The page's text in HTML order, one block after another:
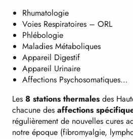
Rhumatologie
Voies Respiratoires – ORL
Phlébologie
Maladies Métaboliques
Appareil Digestif
Appareil Urinaire
Affections Psychosomatiques…
Les 8 stations thermales des
chacune des affections
régulièrement de nouvelles cures
notre époque (fibromyalgie,